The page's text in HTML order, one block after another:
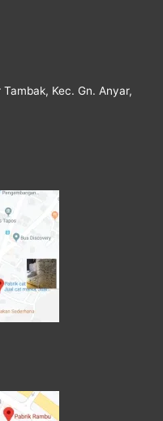
Kec. Gn. Anyar,